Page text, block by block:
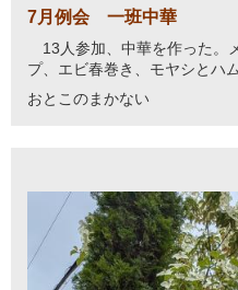
7月例会 一班中華
13人参加、中華を作った。
プ、エビ春巻き、モヤシとハ
おとこのまかない